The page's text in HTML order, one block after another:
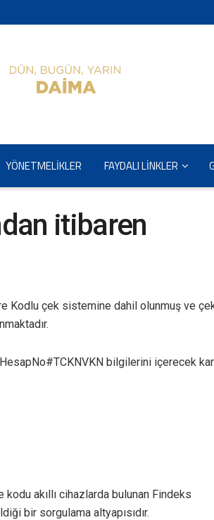
YÖNETMELİKLER FAYDALI LİNKLER
itibaren
Kodlu çek sistemine dahil olunmuş ve
bilgilerini içerecek
akıllı cihazlarda bulunan Findeks
bir sorgulama altyapısıdır.